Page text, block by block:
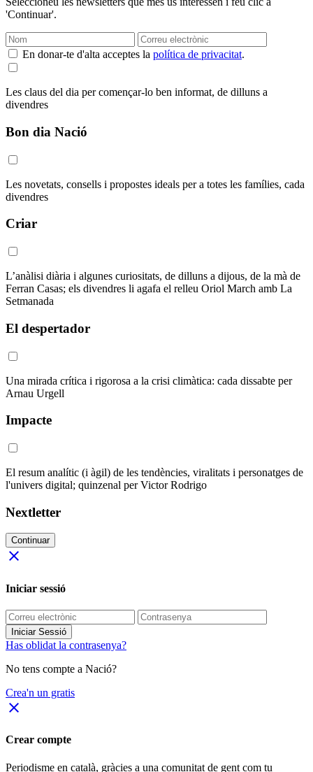
'Continuar'.
En donar-te d'alta acceptes la política de privacitat.
Les claus del dia per començar-lo ben informat, de dilluns a
divendres
Bon dia Nació
Les novetats, consells i propostes ideals per a totes les famílies, cada
divendres
Criar
L’anàlisi diària i algunes curiositats, de dilluns a dijous, de la mà de
Ferran Casas; els divendres li agafa el relleu Oriol March amb La
Setmanada
El despertador
Una mirada crítica i rigorosa a la crisi climàtica: cada dissabte per
Arnau Urgell
Impacte
El resum analític (i àgil) de les tendències, viralitats i personatges de
l'univers digital; quinzenal per Victor Rodrigo
Nextletter
Continuar
close
Iniciar sessió
Iniciar Sessió
Has oblidat la contrasenya?
No tens compte a Nació?
Crea'n un gratis
close
Crear compte
Periodisme en català, gràcies a una comunitat de gent com tu